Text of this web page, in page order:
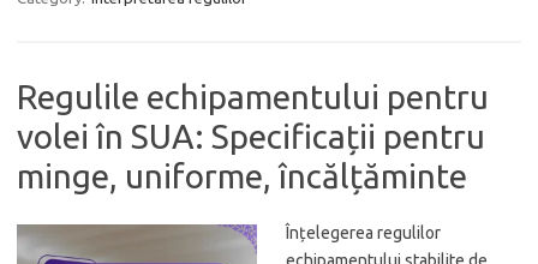
Regulile echipamentului pentru
volei în SUA: Specificații pentru
minge, uniforme, încălțăminte
Înțelegerea regulilor